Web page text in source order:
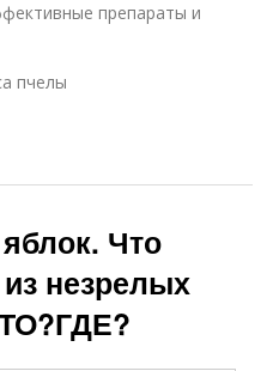
препараты и
пчелы
Что
незрелых